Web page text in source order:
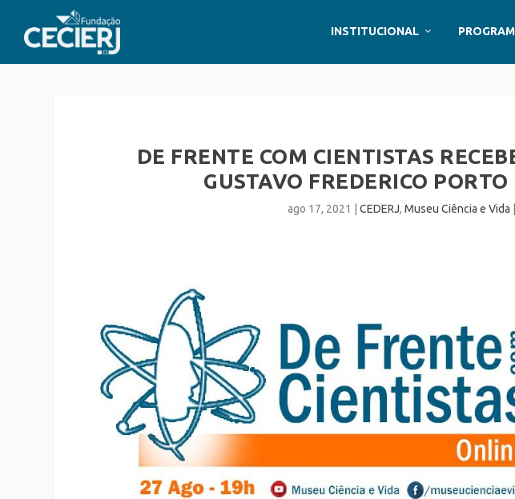
INSTITUCIONAL
DE FRENTE COM CIENTISTAS
GUSTAVO FREDERICO
ago 17, 2021 |CEDERJ,Museu Ciência e Vida